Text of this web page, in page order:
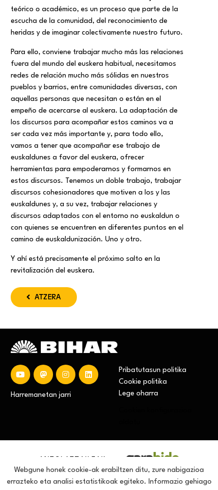
teórico o académico, es un proceso que parte de la
escucha de la comunidad, del reconocimiento de
heridas y de imaginar colectivamente nuestro futuro.
Para ello, conviene trabajar mucho más las relaciones
fuera del mundo del euskera habitual, necesitamos
redes de relación mucho más sólidas en nuestros
pueblos y barrios, entre comunidades diversas, con
aquellas personas que necesitan o están en el
empeño de acercarse al euskera. La adaptación de
los discursos para acompañar estos caminos va a
ser cada vez más importante y, para todo ello,
vamos a tener que acompañar ese trabajo de
euskaldunes a favor del euskera, ofrecer
herramientas para empoderarnos y formarnos en
estos discursos. Tenemos un doble trabajo, trabajar
discursos cohesionadores que motiven a los y las
euskaldunes y, a su vez, trabajar relaciones y
discursos adaptados con el entorno no euskaldun o
con quienes se encuentren en diferentes puntos en el
camino de euskaldunización. Uno y otro.
Y ahí está precisamente el próximo salto en la
revitalización del euskera.
ATZERA
Harremanetan jarri
Pribatutasun politika
Cookie politika
Lege oharra
Webgune honek cookie-ak erabiltzen ditu, zure nabigazioa
errazteko eta analisi estatistikoak egiteko. Informazio gehiago